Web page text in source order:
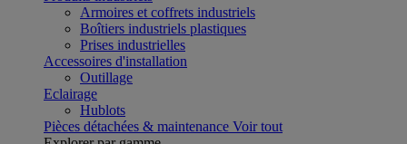
Armoires et coffrets industriels
Boîtiers industriels plastiques
Prises industrielles
Accessoires d'installation
Outillage
Eclairage
Hublots
Pièces détachées & maintenance Voir tout